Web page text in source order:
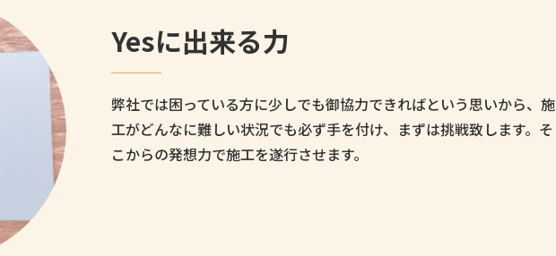
Yesに出来る力
弊社では困っている方に少しでも御協力できればという思いから、施
工がどんなに難しい状況でも必ず手を付け、まずは挑戦致します。そ
こからの発想力で施工を遂行させます。